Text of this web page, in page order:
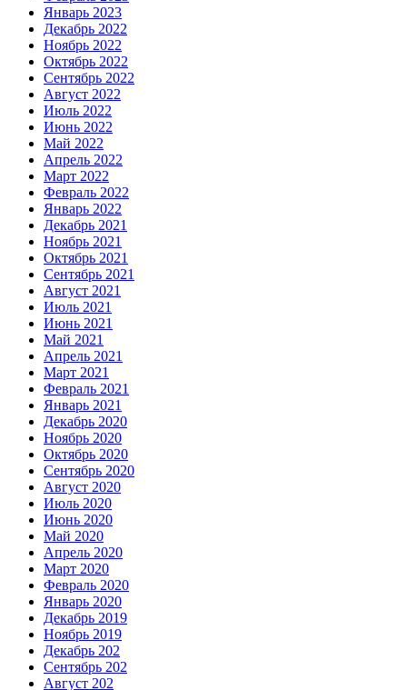
Январь 2023
Декабрь 2022
Ноябрь 2022
Октябрь 2022
Сентябрь 2022
Август 2022
Июль 2022
Июнь 2022
Май 2022
Апрель 2022
Март 2022
Февраль 2022
Январь 2022
Декабрь 2021
Ноябрь 2021
Октябрь 2021
Сентябрь 2021
Август 2021
Июль 2021
Июнь 2021
Май 2021
Апрель 2021
Март 2021
Февраль 2021
Январь 2021
Декабрь 2020
Ноябрь 2020
Октябрь 2020
Сентябрь 2020
Август 2020
Июль 2020
Июнь 2020
Май 2020
Апрель 2020
Март 2020
Февраль 2020
Январь 2020
Декабрь 2019
Ноябрь 2019
Декабрь 202
Сентябрь 202
Август 202